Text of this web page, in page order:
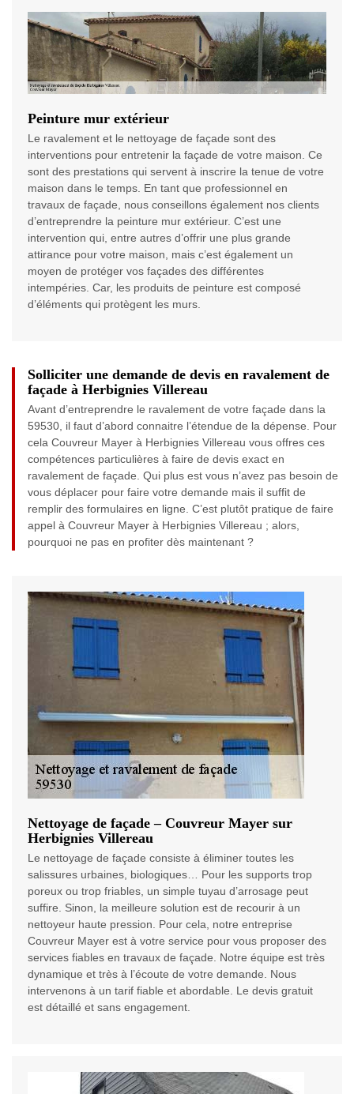
Peinture mur extérieur
Le ravalement et le nettoyage de façade sont des
interventions pour entretenir la façade de votre maison. Ce
sont des prestations qui servent à inscrire la tenue de votre
maison dans le temps. En tant que professionnel en
travaux de façade, nous conseillons également nos clients
d’entreprendre la peinture mur extérieur. C’est une
intervention qui, entre autres d’offrir une plus grande
attirance pour votre maison, mais c’est également un
moyen de protéger vos façades des différentes
intempéries. Car, les produits de peinture est composé
d’éléments qui protègent les murs.
Solliciter une demande de devis en ravalement de
façade à Herbignies Villereau
Avant d’entreprendre le ravalement de votre façade dans la
59530, il faut d’abord connaitre l’étendue de la dépense. Pour
cela Couvreur Mayer à Herbignies Villereau vous offres ces
compétences particulières à faire de devis exact en
ravalement de façade. Qui plus est vous n’avez pas besoin de
vous déplacer pour faire votre demande mais il suffit de
remplir des formulaires en ligne. C’est plutôt pratique de faire
appel à Couvreur Mayer à Herbignies Villereau ; alors,
pourquoi ne pas en profiter dès maintenant ?
Nettoyage de façade – Couvreur Mayer sur
Herbignies Villereau
Le nettoyage de façade consiste à éliminer toutes les
salissures urbaines, biologiques… Pour les supports trop
poreux ou trop friables, un simple tuyau d’arrosage peut
suffire. Sinon, la meilleure solution est de recourir à un
nettoyeur haute pression. Pour cela, notre entreprise
Couvreur Mayer est à votre service pour vous proposer des
services fiables en travaux de façade. Notre équipe est très
dynamique et très à l’écoute de votre demande. Nous
intervenons à un tarif fiable et abordable. Le devis gratuit
est détaillé et sans engagement.